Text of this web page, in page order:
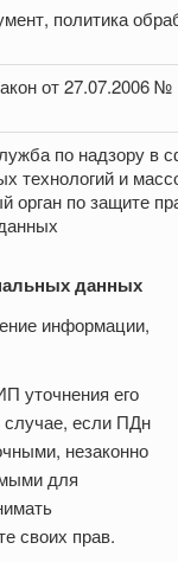
политика
от 27.07.2006
по надзору в
технологий и
орган по защите
данных
информации,
уточнения его
случае, если ПДн
незаконно
для
своих прав.